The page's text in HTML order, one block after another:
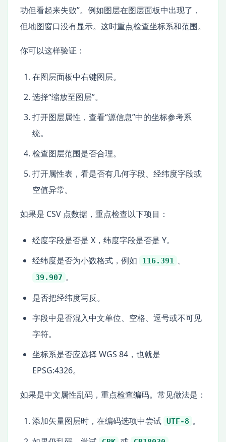
功但看起来失败”。例如图层在图层面板中出现了，
但地图窗口没有显示。这时重点检查坐标系和范围。
你可以这样验证：
在图层面板中右键图层。
选择“缩放至图层”。
打开图层属性，查看“源信息”中的坐标参考系
统。
检查图层范围是否合理。
打开属性表，看是否有几何字段、经纬度字段或
空值异常。
如果是 CSV 点数据，重点检查以下项目：
经度字段是否是 X，纬度字段是否是 Y。
经纬度是否为小数格式，例如
116.391 、
39.907 。
是否把经纬度写反。
字段中是否混入中文单位、空格、逗号或不可见
字符。
坐标系是否应选择 WGS 84，也就是
EPSG:4326。
如果是中文属性乱码，重点检查编码。常见做法是：
添加矢量图层时，在编码选项中尝试 UTF-8 。